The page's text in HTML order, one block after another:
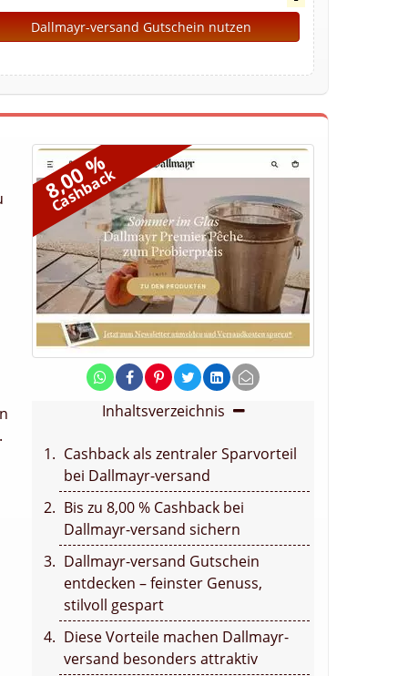
Dallmayr-versand Gutschein nutzen
8,00 %
Cashback
Inhaltsverzeichnis
Cashback als zentraler Sparvorteil
bei Dallmayr-versand
Bis zu 8,00 % Cashback bei
Dallmayr-versand sichern
Dallmayr-versand Gutschein
entdecken – feinster Genuss,
stilvoll gespart
Diese Vorteile machen Dallmayr-
versand besonders attraktiv